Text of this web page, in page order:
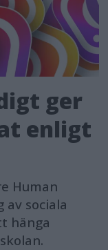
ger
enligt
Human
sociala
hänga